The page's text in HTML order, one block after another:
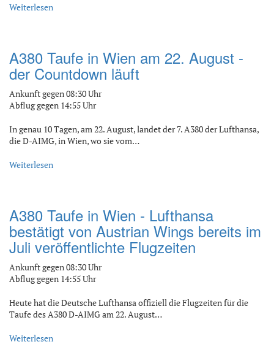
Weiterlesen
A380 Taufe in Wien am 22. August -
der Countdown läuft
Ankunft gegen 08:30 Uhr
Abflug gegen 14:55 Uhr
In genau 10 Tagen, am 22. August, landet der 7. A380 der Lufthansa,
die D-AIMG, in Wien, wo sie vom…
Weiterlesen
A380 Taufe in Wien - Lufthansa
bestätigt von Austrian Wings bereits im
Juli veröffentlichte Flugzeiten
Ankunft gegen 08:30 Uhr
Abflug gegen 14:55 Uhr
Heute hat die Deutsche Lufthansa offiziell die Flugzeiten für die
Taufe des A380 D-AIMG am 22. August…
Weiterlesen